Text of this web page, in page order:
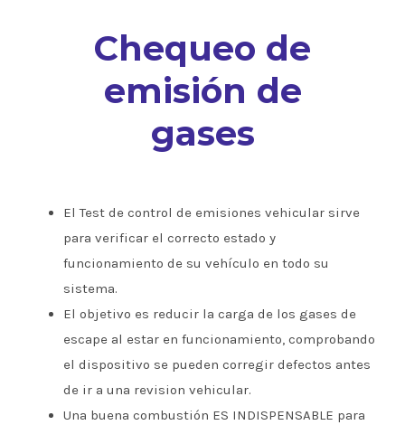
Chequeo de
emisión de
gases
El Test de control de emisiones vehicular sirve
para verificar el correcto estado y
funcionamiento de su vehículo en todo su
sistema.
El objetivo es reducir la carga de los gases de
escape al estar en funcionamiento, comprobando
el dispositivo se pueden corregir defectos antes
de ir a una revision vehicular.
Una buena combustión ES INDISPENSABLE para